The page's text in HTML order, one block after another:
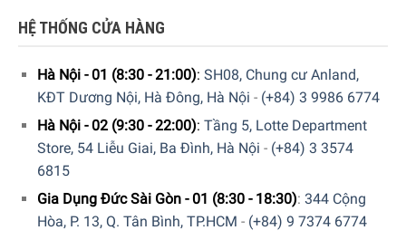
cho sản phẩm. Bên cạnh đó, đáy chảo được thiết kế nhiều
lớp chất liệu riêng, lần lượt từ ngoài vào trong là thép Crom,
lõi nhôm và Cromargan®. Đặc biệt, lòng chảo từ
Cromargan® được làm nhô lên tạo thành cấu trúc lưới tổ
ong đặc biệt, hỗ trợ tối ưu trong việc bảo vệ lớp chống dính
PermaDur (PTFE), chống trầy xước hiệu quả.Chảo WMF
còn sở hữu tay cầm từ thép không gỉ bền bỉ trong quá trình
sử dụng.
HỆ THỐNG CỬA HÀNG
Hà Nội - 01 (8:30 - 21:00): SH08, Chung cư Anland,
KĐT Dương Nội, Hà Đông, Hà Nội - (+84) 3 9986 6774
Hà Nội - 02 (9:30 - 22:00): Tầng 5, Lotte Department
Store, 54 Liễu Giai, Ba Đình, Hà Nội - (+84) 3 3574
6815
Gia Dụng Đức Sài Gòn - 01 (8:30 - 18:30): 344 Cộng
Hòa, P. 13, Q. Tân Bình, TP.HCM - (+84) 9 7374 6774